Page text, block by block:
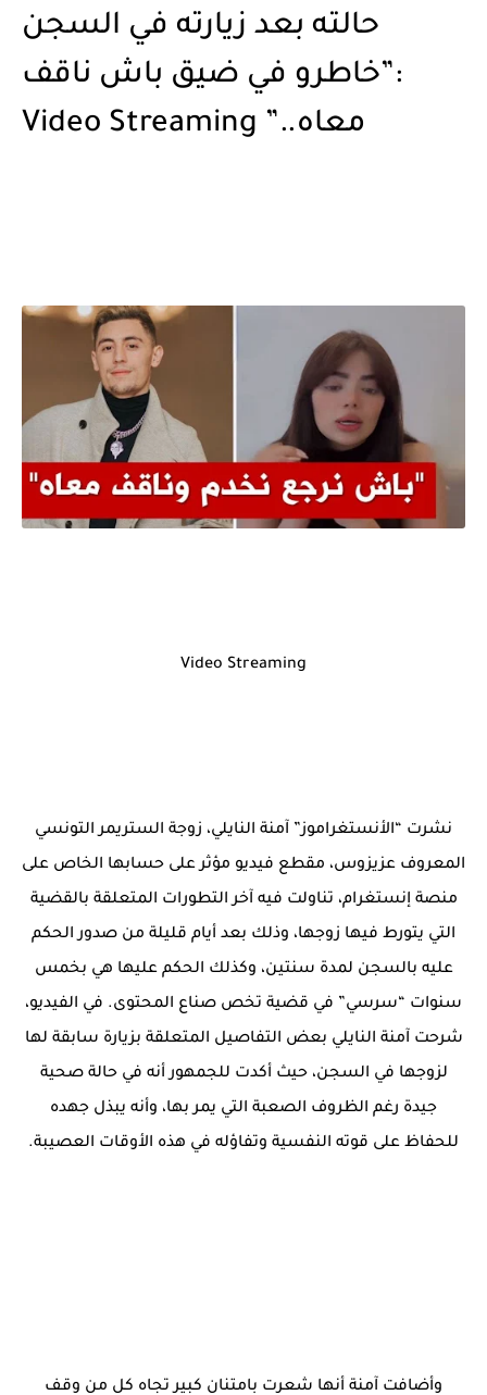
حالته بعد زيارته في السجن
:”خاطرو في ضيق باش ناقف
معاه..” Video Streaming
Video Streaming
نشرت “الأنستغراموز” آمنة النايلي، زوجة الستريمر التونسي
المعروف عزيزوس، مقطع فيديو مؤثر على حسابها الخاص على
منصة إنستغرام، تناولت فيه آخر التطورات المتعلقة بالقضية
التي يتورط فيها زوجها، وذلك بعد أيام قليلة من صدور الحكم
عليه بالسجن لمدة سنتين، وكذلك الحكم عليها هي بخمس
سنوات “سرسي” في قضية تخص صناع المحتوى. في الفيديو،
شرحت آمنة النايلي بعض التفاصيل المتعلقة بزيارة سابقة لها
لزوجها في السجن، حيث أكدت للجمهور أنه في حالة صحية
جيدة رغم الظروف الصعبة التي يمر بها، وأنه يبذل جهده
للحفاظ على قوته النفسية وتفاؤله في هذه الأوقات العصيبة.
وأضافت آمنة أنها شعرت بامتنان كبير تجاه كل من وقف